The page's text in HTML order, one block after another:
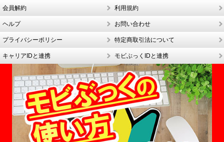
会員解約 利用規約
ヘルプ お問い合わせ
プライバシーポリシー 特定商取引法について
キャリアIDと連携 モビぶっくIDと連携